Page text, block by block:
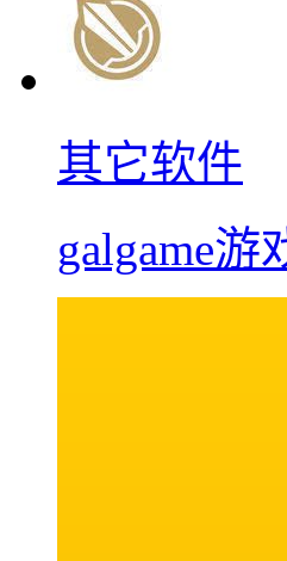
其它软件
galgame游